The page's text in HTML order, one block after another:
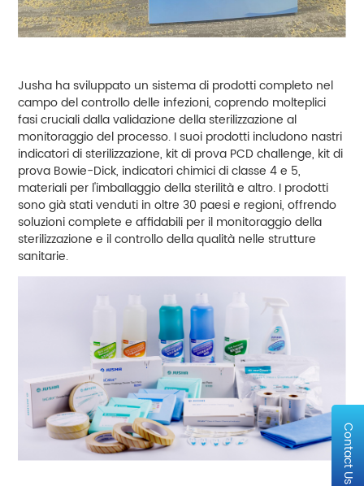
Jusha ha sviluppato un sistema di prodotti completo nel
campo del controllo delle infezioni, coprendo molteplici
fasi cruciali dalla validazione della sterilizzazione al
monitoraggio del processo. I suoi prodotti includono nastri
indicatori di sterilizzazione, kit di prova PCD challenge, kit di
prova Bowie-Dick, indicatori chimici di classe 4 e 5,
materiali per l'imballaggio della sterilità e altro. I prodotti
sono già stati venduti in oltre 30 paesi e regioni, offrendo
soluzioni complete e affidabili per il monitoraggio della
sterilizzazione e il controllo della qualità nelle strutture
sanitarie.
Contact Us